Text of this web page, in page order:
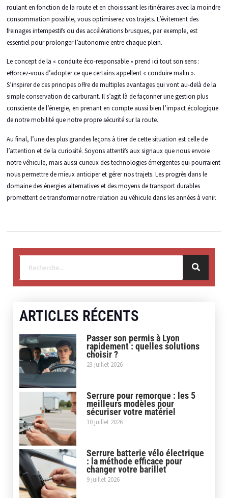
ARTICLES RÉCENTS
Passer son permis à Lyon
rapidement : quelles solutions
choisir ?
23 juillet 2026
Serrure pour remorque : les 5
meilleurs modèles pour
sécuriser votre matériel
10 juillet 2026
Serrure batterie vélo électrique
: la méthode efficace pour
changer votre barillet
9 juillet 2026
roulant en fonction de la route et en choisissant les itinéraires avec la moindre
consommation possible, vous optimiserez vos trajets. L’évitement des
freinages intempestifs ou des accélérations brusques, par exemple, est
essentiel pour prolonger l’autonomie entre chaque plein.
Le concept de la « conduite éco-responsable » prend ici tout son sens :
efforcez-vous d’adopter ce que certains appellent « conduire malin ».
S’inspirer de ces principes offre de multiples avantages qui vont au-delà de la
simple conservation de carburant. Il s’agit là de façonner une gestion plus
consciente de l’énergie, en prenant en compte aussi bien l’impact écologique
de notre mobilité que notre propre sécurité sur la route.
Au final, l’une des plus grandes leçons à tirer de cette situation est celle de
l’attention et de la curiosité. Soyons attentifs aux signaux que nous envoie
notre véhicule, mais aussi curieux des technologies émergentes qui pourraient
nous permettre de mieux anticiper et gérer nos trajets. Les progrès dans le
domaine des énergies alternatives et des moyens de transport durables
promettent de transformer notre relation au véhicule dans les années à venir.